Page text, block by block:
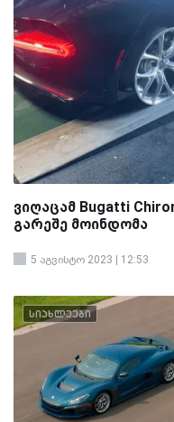
ვიღაცამ Bugatti
გარეშე მოინდომა
5 აგვისტო 2023 | 12:53
სიახლეები